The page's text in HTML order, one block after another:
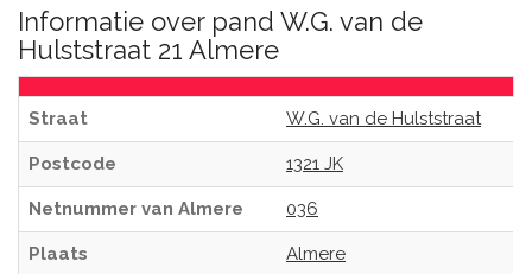
Informatie over pand W.G. van de
Hulststraat 21 Almere
Straat W.G. van de Hulststraat
Postcode 1321 JK
Netnummer van Almere 036
Plaats Almere